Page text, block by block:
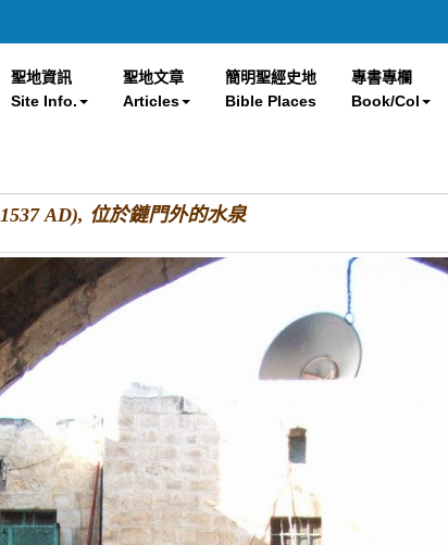
聖地資訊
Site Info.
聖地文章
Articles
簡明聖經史地
Bible Places
專書專欄
Book/Col
AD), 位於鏈門外的水泉